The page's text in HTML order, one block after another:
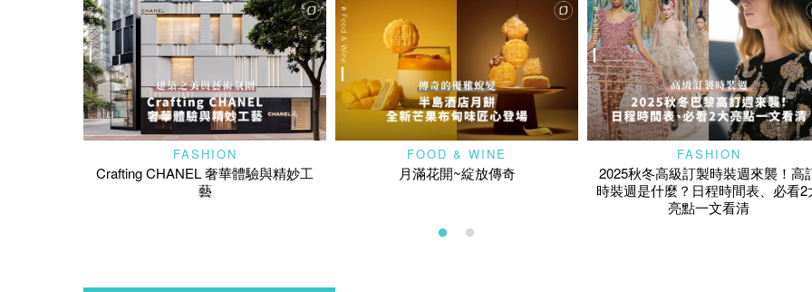
FASHION
Crafting CHANEL 奢華體驗與精妙工
藝
FOOD & WINE
月滿花開~綻放傳奇
FASHION
2025秋冬高級訂製時裝週來襲！高
時裝週是什麼？日程時間表、必看2
亮點一文看清